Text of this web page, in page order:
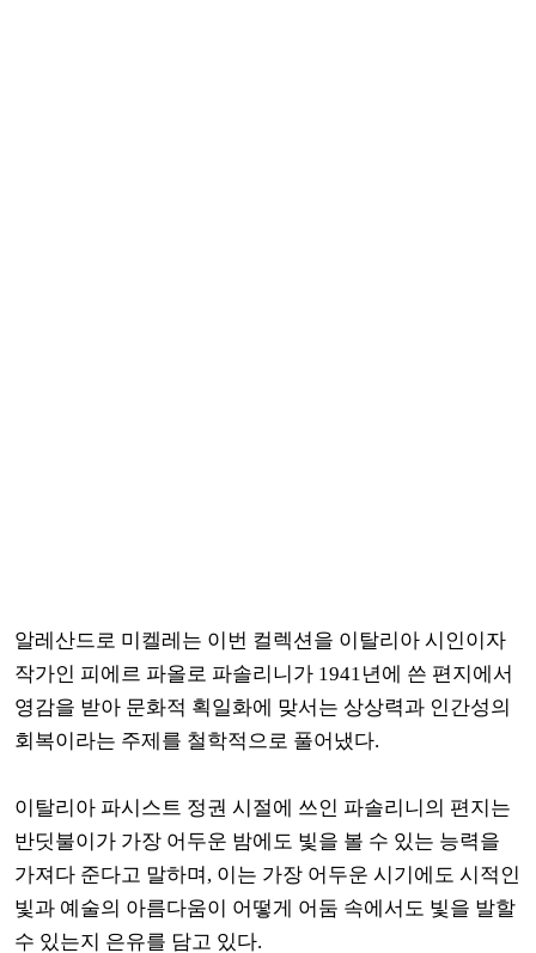
알레산드로 미켈레는 이번 컬렉션을 이탈리아 시인이자
작가인 피에르 파올로 파솔리니가 1941년에 쓴 편지에서
영감을 받아 문화적 획일화에 맞서는 상상력과 인간성의
회복이라는 주제를 철학적으로 풀어냈다.
이탈리아 파시스트 정권 시절에 쓰인 파솔리니의 편지는
반딧불이가 가장 어두운 밤에도 빛을 볼 수 있는 능력을
가져다 준다고 말하며, 이는 가장 어두운 시기에도 시적인
빛과 예술의 아름다움이 어떻게 어둠 속에서도 빛을 발할
수 있는지 은유를 담고 있다.